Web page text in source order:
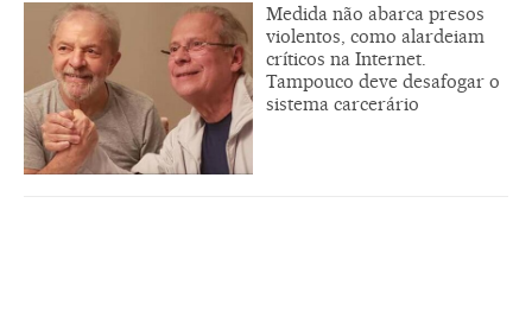
Medida não abarca presos
violentos, como alardeiam
críticos na Internet.
Tampouco deve desafogar o
sistema carcerário